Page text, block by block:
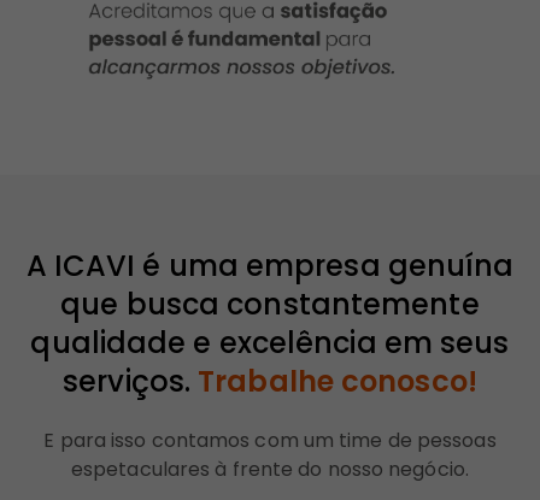
A ICAVI é uma empresa genuína
que busca constantemente
qualidade e excelência em seus
serviços. Trabalhe conosco!
E para isso contamos com um time de pessoas
espetaculares à frente do nosso negócio.